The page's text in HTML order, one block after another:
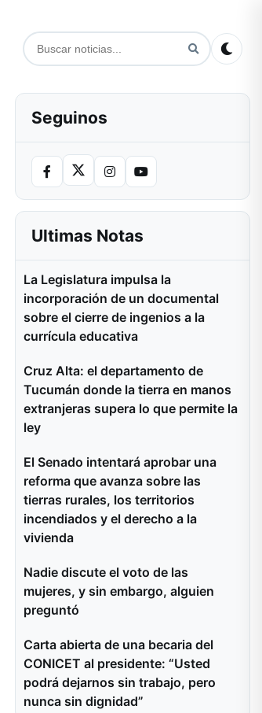
Seguinos
Ultimas Notas
La Legislatura impulsa la
incorporación de un documental
sobre el cierre de ingenios a la
currícula educativa
Cruz Alta: el departamento de
Tucumán donde la tierra en manos
extranjeras supera lo que permite la
ley
El Senado intentará aprobar una
reforma que avanza sobre las
tierras rurales, los territorios
incendiados y el derecho a la
vivienda
Nadie discute el voto de las
mujeres, y sin embargo, alguien
preguntó
Carta abierta de una becaria del
CONICET al presidente: “Usted
podrá dejarnos sin trabajo, pero
nunca sin dignidad”